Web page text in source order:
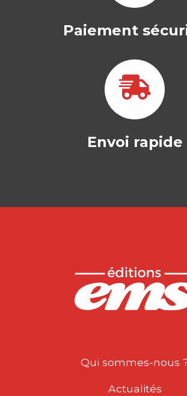
Paiement
Envoi rapide
Qui sommes-nous
Actualités